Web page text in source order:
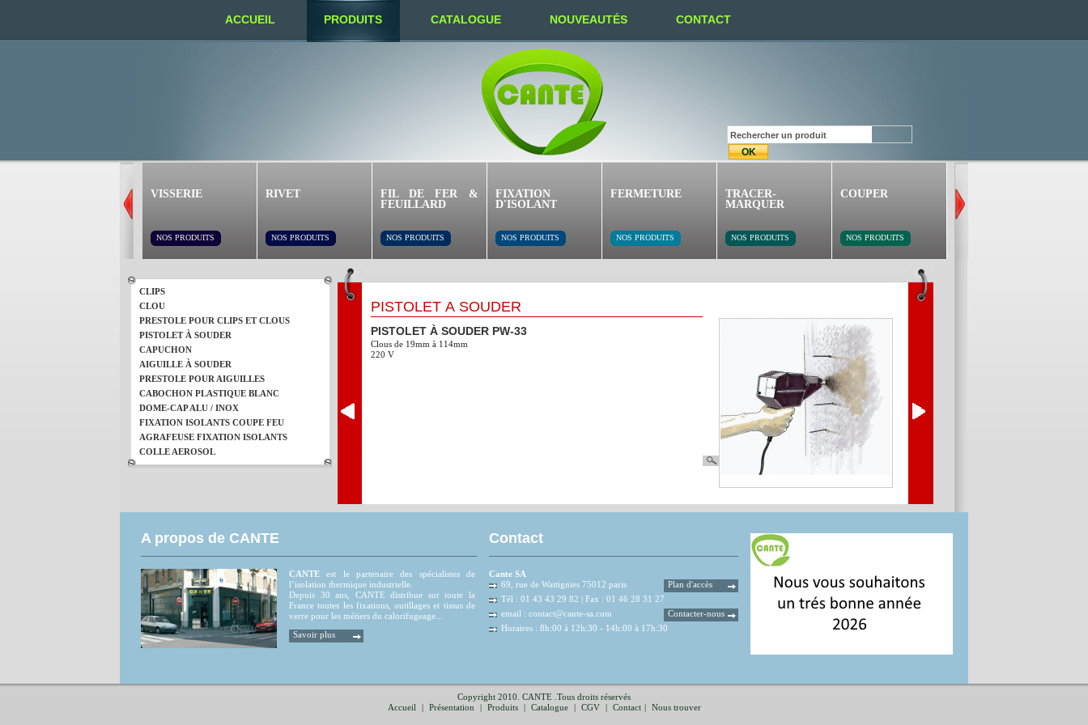
ACCUEIL PRODUITS CATALOGUE NOUVEAUTÉS CONTACT
VISSERIE
NOS PRODUITS
RIVET
NOS PRODUITS
FIL DE FER &
FEUILLARD
NOS PRODUITS
FIXATION
D'ISOLANT
NOS PRODUITS
FERMETURE
NOS PRODUITS
TRACER-
MARQUER
NOS PRODUITS
COUPER
NOS PRODUITS
CLIPS
CLOU
PRESTOLE POUR CLIPS ET CLOUS
PISTOLET À SOUDER
CAPUCHON
AIGUILLE À SOUDER
PRESTOLE POUR AIGUILLES
CABOCHON PLASTIQUE BLANC
DOME-CAP ALU / INOX
FIXATION ISOLANTS COUPE FEU
AGRAFEUSE FIXATION ISOLANTS
COLLE AEROSOL
PISTOLET À SOUDER
PISTOLET À SOUDER PW-33
Clous de 19mm à 114mm
220 V
A propos de CANTE
CANTE est le partenaire des spécialistes de
l’isolation thermique industrielle.
Depuis 30 ans, CANTE distribue sur toute la
France toutes les fixations, outillages et tissus de
verre pour les métiers du calorifugeage...
Savoir plus
Contact
Cante SA
69, rue de Wattignies 75012 paris
Plan d'accès
Tél : 01 43 43 29 82 | Fax : 01 46 28 31 27
email : contact@cante-sa.com
Contacter-nous
Horaires : 8h:00 à 12h:30 - 14h:00 à 17h:30
Copyright 2010. CANTE .Tous droits réservés
Accueil
| Présentation | Produits | Catalogue | CGV | Contact | Nous trouver